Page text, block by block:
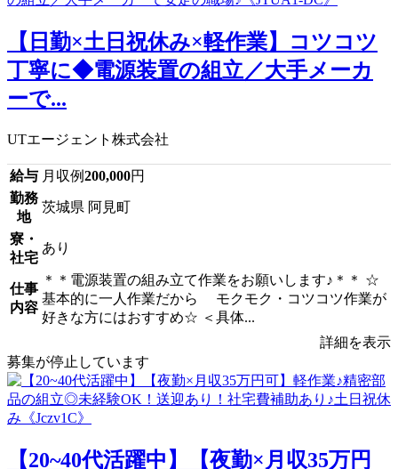
【日勤×土日祝休み×軽作業】コツコツ
丁寧に◆電源装置の組立／大手メーカ
ーで...
UTエージェント株式会社
給与 月収例200,000円
勤務
地
茨城県 阿見町
寮・
社宅
あり
仕事
内容
＊＊電源装置の組み立て作業をお願いします♪＊＊ ☆
基本的に一人作業だから モクモク・コツコツ作業が
好きな方にはおすすめ☆ ＜具体...
詳細を表示
募集が停止しています
【20~40代活躍中】【夜勤×月収35万円